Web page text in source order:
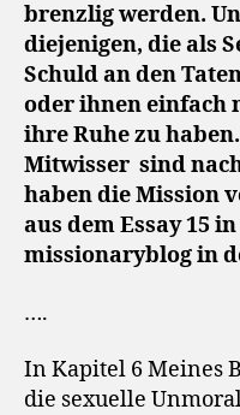
brenzlig werden.
diejenigen, die als
Schuld an den
oder ihnen einfach
ihre Ruhe zu
Mitwisser sind
haben die Mission
aus dem Essay 15
missionaryblog in
….
In Kapitel 6 Meines
die sexuelle